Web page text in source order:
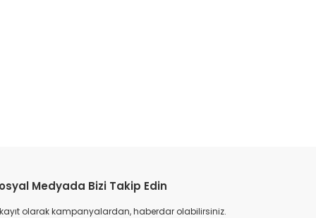
Medyada Bizi Takip Edin
olarak kampanyalardan, haberdar olabilirsiniz.